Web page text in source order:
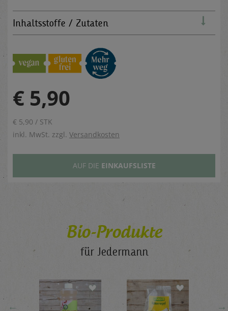
Inhaltsstoffe / Zutaten
€ 5,90
€ 5,90 / STK
inkl. MwSt. zzgl. Versandkosten
AUF DIE EINKAUFSLISTE
Bio-Produkte
für Jedermann
← →